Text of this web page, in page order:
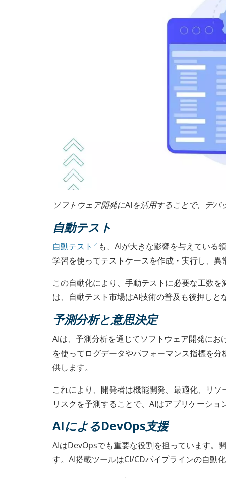
ソフトウェア開発にAIを活用することで、デ
自動テスト
自動テスト
も、AIが大きな影響を与えている
学習を使ってテストケースを作成・実行し、
この自動化により、手動テストに必要な工数
は、自動テスト市場はAI技術の普及も後押し
予測分析と意思決定
AIは、予測分析を通じてソフトウェア開発に
を使ってログデータやパフォーマンス指標を
供します。
これにより、開発者は機能開発、最適化、リ
リスクを予測することで、AIはアプリケーシ
AIによるDevOps支援
AIはDevOpsでも重要な役割を担っています。
す。AI搭載ツールはCI/CDパイプラインの自動